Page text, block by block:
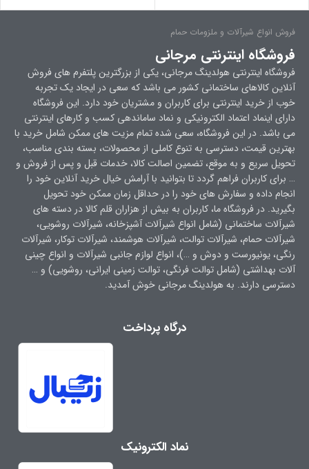
فروش انواع شیرآلات و ملزومات حمام
فروشگاه اینترنتی مرجانی
فروشگاه اینترنتی هولدینگ مرجانی، یکی از بزرگترین پلتفرم های فروش
آنلاین کالاهای ساختمانی کشور می باشد که سعی در ایجاد یک تجربه
خوب از خرید اینترنتی برای کاربران و مشتریان خود دارد. این فروشگاه
دارای اینماد اعتماد الکترونیکی و نماد ساماندهی کسب و کارهای اینترنتی
می باشد. در این فروشگاه، سعی شده تمام مزیت های ممکن شامل خرید با
بهترین قیمت، دسترسی به تنوع کاملی از محصولات، بسته بندی مناسب،
تحویل سریع و به موقع، تضمین اصالت کالا، خدمات قبل و پس از فروش و
… برای کاربران فراهم گردد تا بتوانید با آرامش خیال خرید آنلاین خود را
انجام داده و سفارش های خود را در حداقل زمان ممکن خود تحویل
بگیرید. در فروشگاه ما، کاربران به بیش از هزاران قلم کالا در دسته های
شیرآلات ساختمانی (شامل انواع شیرآلات آشپزخانه، شیرآلات روشویی،
شیرآلات حمام، شیرآلات توالت، شیرآلات هوشمند، شیرآلات توکار، شیرآلات
رنگی، یونیورست و دوش و …)، انواع لوازم جانبی شیرآلات و انواع چینی
آلات بهداشتی (شامل توالت فرنگی، توالت زمینی ایرانی، روشویی) و …
دسترسی دارند. به هولدینگ مرجانی خوش آمدید.
درگاه پرداخت
نماد الکترونیک